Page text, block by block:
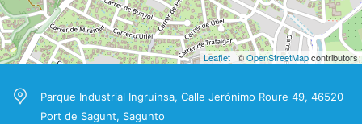
Leaflet | ©OpenStreetMapcontributors
Parque Industrial Ingruinsa, Calle Jerónimo Roure 49, 46520
Port de Sagunt, Sagunto